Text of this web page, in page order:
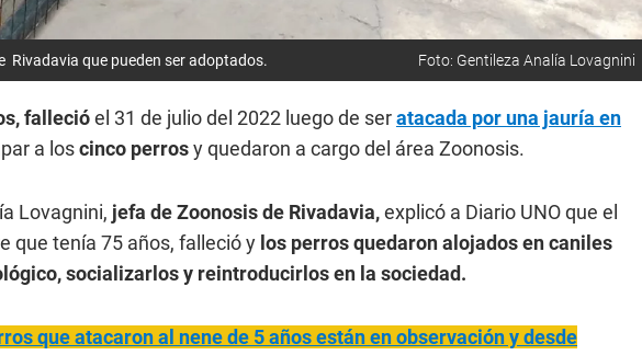
Rivadavia que pueden ser adoptados. Foto: Gentileza Analía Lovagnini
fallecióel 31 de julio del 2022 luego de seratacada por una jauría en
a loscinco perrosy quedaron a cargo del área Zoonosis.
Lovagnini, jefa de Zoonosis de Rivadavia,explicó a Diario UNO que el
que tenía 75 años, falleció y los perros quedaron alojados en caniles
socializarlos y reintroducirlos en la sociedad.
que atacaron al nene de 5 años están en observación y desde